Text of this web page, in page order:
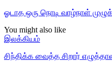
ஓடாத ஒரு நொடி வாழ்நாள்
You might also like
இலக்கியம்
சிந்திக்க வைத்த சிறார்